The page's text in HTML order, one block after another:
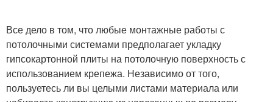
Все дело в том, что любые монтажные работы с
потолочными системами предполагает укладку
гипсокартонной плиты на потолочную поверхность с
использованием крепежа. Независимо от того,
пользуетесь ли вы целыми листами материала или